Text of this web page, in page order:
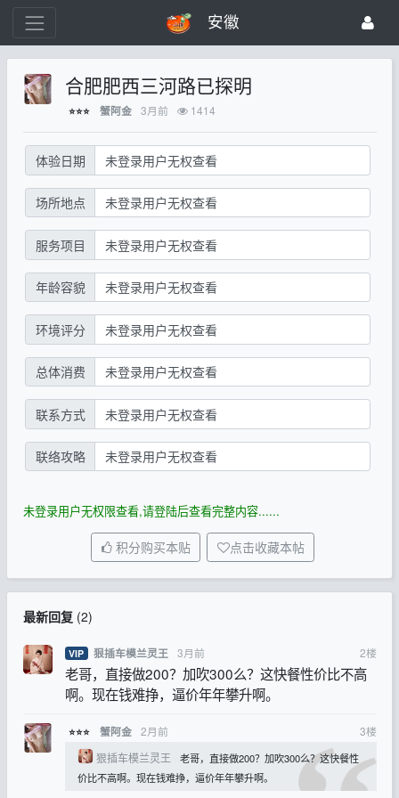
安徽
合肥肥西三河路已探明
⭐⭐⭐ 蟹阿金 3月前 1414
体验日期 未登录用户无权查看
场所地点 未登录用户无权查看
服务项目 未登录用户无权查看
年龄容貌 未登录用户无权查看
环境评分 未登录用户无权查看
总体消费 未登录用户无权查看
联系方式 未登录用户无权查看
联络攻略 未登录用户无权查看
未登录用户无权限查看,请登陆后查看完整内容......
积分购买本贴 点击收藏本帖
最新回复(2)
VIP 狠插车模兰灵王 3月前 2楼
老哥，直接做200？加吹300么？这快餐性价比不高
啊。现在钱难挣，逼价年年攀升啊。
⭐⭐⭐ 蟹阿金 2月前 3楼
狠插车模兰灵王
老哥，直接做200？加吹300么？这快餐性
价比不高啊。现在钱难挣，逼价年年攀升啊。